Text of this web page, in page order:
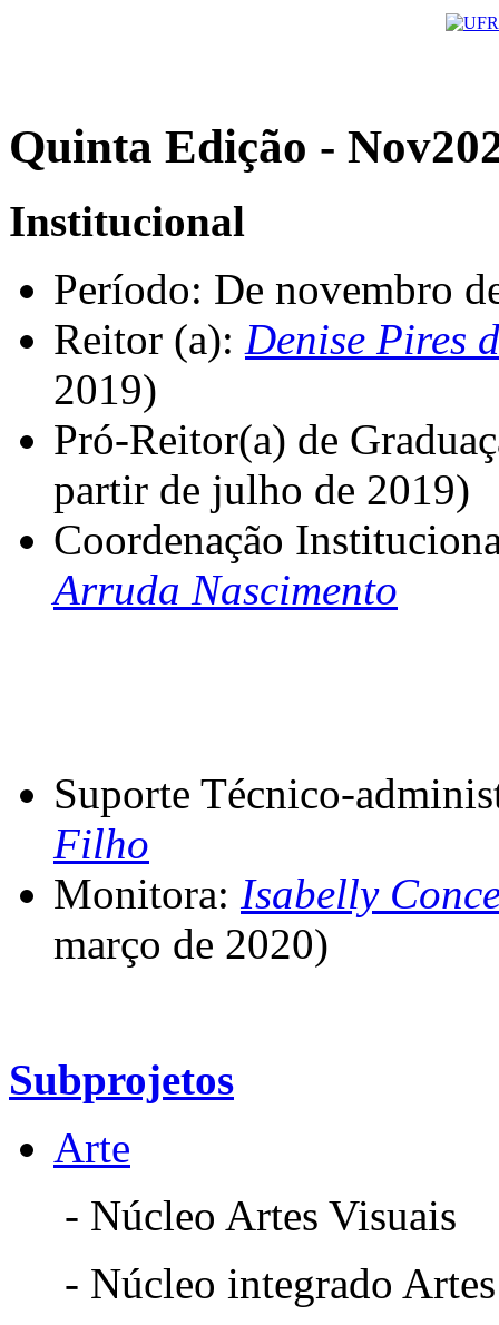
Quinta Edição -
Institucional
Período: De novembro
Reitor (a): Denise Pires
2019)
Pró-Reitor(a) de
partir de julho de 2019)
Coordenação
Arruda Nascimento
Suporte Técnico-
Filho
Monitora: Isabelly
março de 2020)
Subprojetos
Arte
- Núcleo Artes Visuais
- Núcleo integrado Artes